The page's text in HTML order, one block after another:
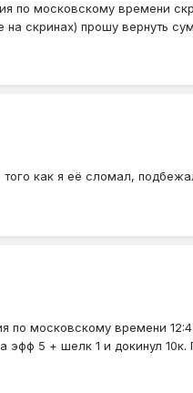
по московскому времени
скринах) прошу вернуть
того как я её сломал,
по московскому времени
эфф 5 + шелк 1 и докинул